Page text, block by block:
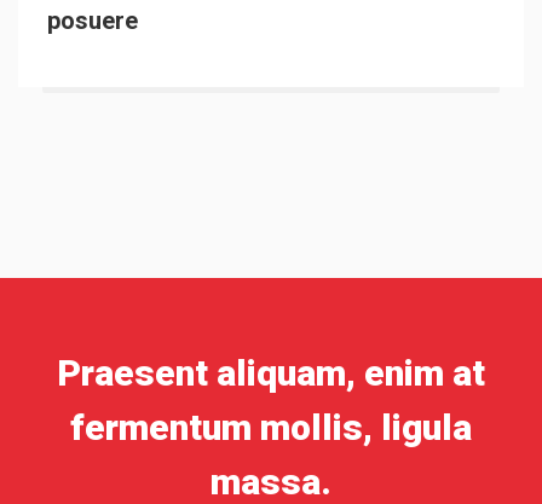
posuere
Praesent aliquam, enim at
fermentum mollis, ligula
massa.